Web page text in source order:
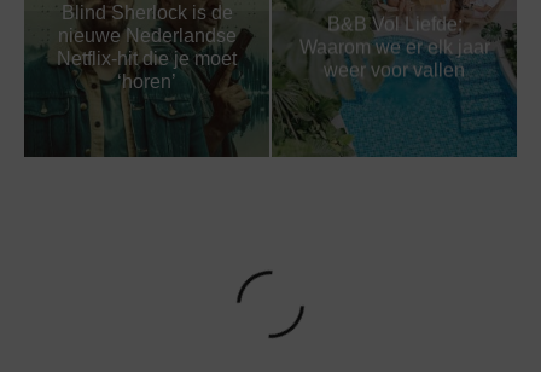
Blind Sherlock is de
nieuwe Nederlandse
Netflix-hit die je moet
‘horen’
B&B Vol Liefde:
Waarom we er elk jaar
weer voor vallen